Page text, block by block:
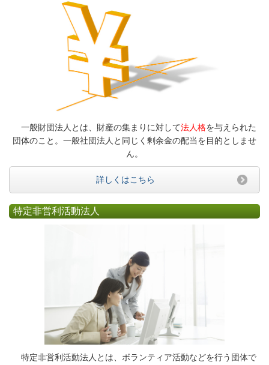
一般財団法人とは、財産の集まりに対して法人格を与えられた
団体のこと。一般社団法人と同じく剰余金の配当を目的としませ
ん。
詳しくはこちら
特定非営利活動法人
特定非営利活動法人とは、ボランティア活動などを行う団体で